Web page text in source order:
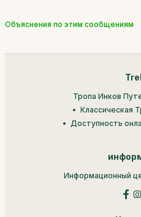
Объяснения по этим сообщениям
Тропа Инков
Классическая
Доступность
Информационный